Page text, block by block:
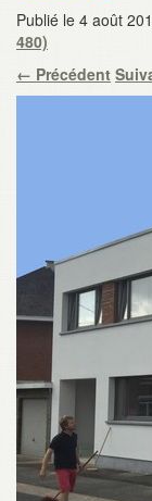
Publié le 4 août
480)
← Précédent